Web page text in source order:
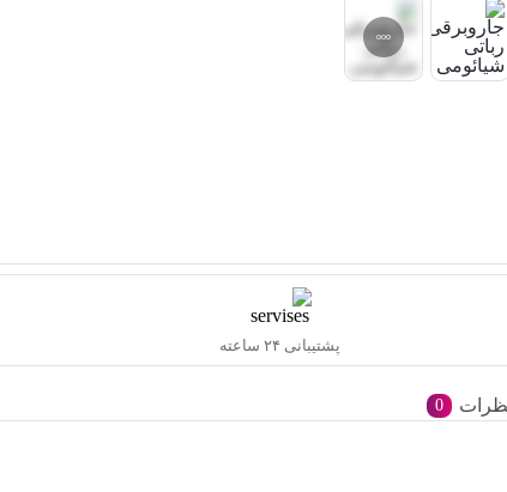
پشتیبانی ۲۴ ساعته
0